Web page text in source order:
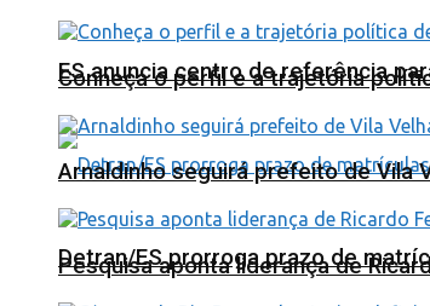
ES anuncia centro de referência
Detran/ES prorroga prazo de
Conheça o perfil e a trajetória
Arnaldinho seguirá prefeito de Vila
Pesquisa aponta liderança de